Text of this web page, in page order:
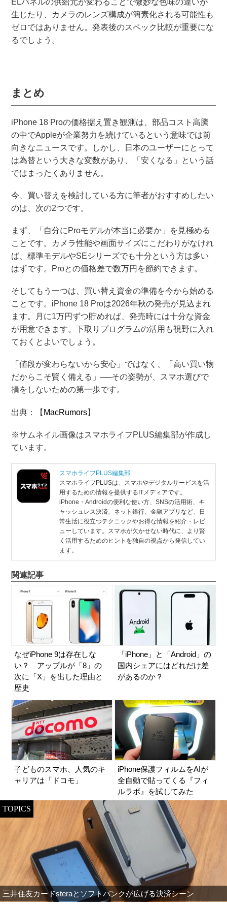
ELパネルの供給元が変わることで微妙な色味の違いが
生じたり、カメラのレンズ構成が簡素化される可能性も
ゼロではありません。発表後のスペック比較が重要にな
るでしょう。
まとめ
iPhone 18 Proの価格据え置き観測は、部品コスト高騰
の中でAppleが企業努力を続けているという意味では前
向きなニュースです。しかし、日本のユーザーにとって
は為替という大きな変数があり、「安くなる」という話
ではまったくありません。
今、買い替えを検討している方に筆者がおすすめしたい
のは、次の2つです。
まず、「自分にProモデルが本当に必要か」を見極める
ことです。カメラ性能や画面サイズにこだわりがなけれ
ば、標準モデルやSEシリーズでも十分という方は多い
はずです。Proとの価格差で数万円を節約できます。
そしてもう一つは、買い替え資金の準備を今から始める
ことです。iPhone 18 Proは2026年秋の発売が見込まれ
ます。月に1万円ずつ貯めれば、発売時には十分な資金
が用意できます。下取りプログラムの活用も視野に入れ
ておくとよいでしょう。
「値段が変わらないから安心」ではなく、「高い買い物
だからこそ賢く備える」──その姿勢が、スマホ選びで
損をしないための第一歩です。
出典：【 MacRumors】
※サムネイル画像はスマホライフPLUS編集部が作成し
ています。
スマホライフPLUS編集部
スマホライフPLUSは、スマホやデジタルサービスを活
用するための情報を提供するITメディアです。
iPhone・Androidの便利な使い方、SNSの活用術、キ
ャッシュレス決済、ネット銀行、金融アプリなど、日
常生活に役立つテクニックやお得な情報を紹介・レビ
ューしています。スマホが欠かせない時代に、より賢
く活用するためのヒントを独自の視点から発信してい
ます。
関連記事
なぜiPhone 9は存在しな
い？ アップルが「8」の
次に「X」を出した理由と
歴史
「iPhone」と「Android」の
国内シェアにはどれだけ差
があるのか？
子どものスマホ、人気のキ
ャリアは「ドコモ」
iPhone保護フィルムをAIが
全自動で貼ってくる『フィ
ルラボ』を試してみた
TOPICS
三井住友カードsteraとソフトバンクが広げる決済シーン